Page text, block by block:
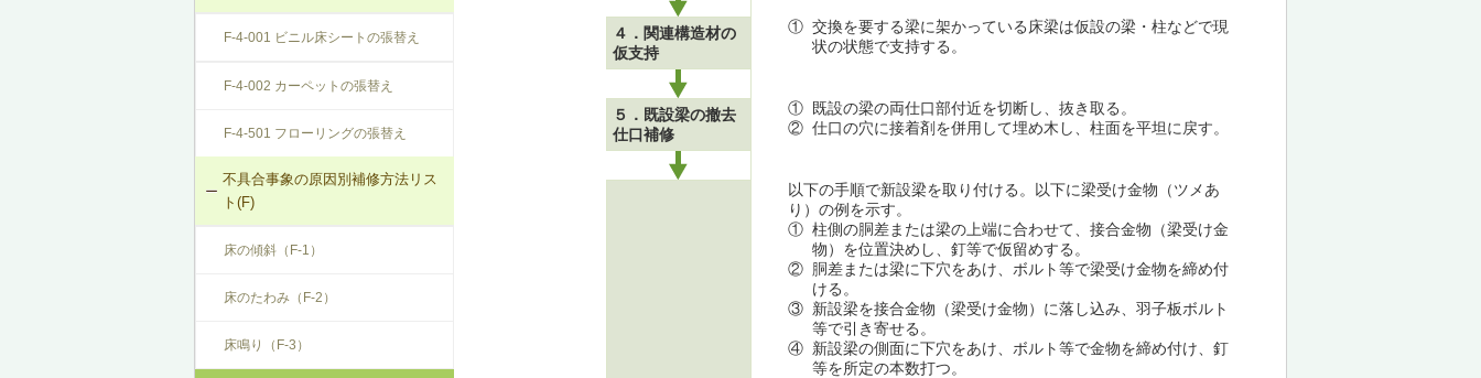
F-4-001 ビニル床シートの張替え
F-4-002 カーペットの張替え
F-4-501 フローリングの張替え
不具合事象の原因別補修方法リス
ト(F)
床の傾斜（F-1）
床のたわみ（F-2）
床鳴り（F-3）
４．関連構造材の
仮支持
① 交換を要する梁に架かっている床梁は仮設の梁・柱などで現
状の状態で支持する。
５．既設梁の撤去
仕口補修
①
既設の梁の両仕口部付近を切断し、抜き取る。
② 仕口の穴に接着剤を併用して埋め木し、柱面を平坦に戻す。
以下の手順で新設梁を取り付ける。以下に梁受け金物（ツメあ
り）の例を示す。
① 柱側の胴差または梁の上端に合わせて、接合金物（梁受け金
物）を位置決めし、釘等で仮留めする。
② 胴差または梁に下穴をあけ、ボルト等で梁受け金物を締め付
ける。
③ 新設梁を接合金物（梁受け金物）に落し込み、羽子板ボルト
等で引き寄せる。
④ 新設梁の側面に下穴をあけ、ボルト等で金物を締め付け、釘
等を所定の本数打つ。